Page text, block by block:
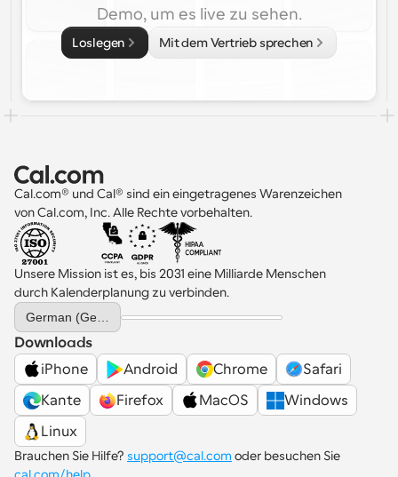
Demo, um es live zu sehen.
Loslegen Mit dem Vertrieb sprechen
Cal.com® und Cal® sind ein eingetragenes Warenzeichen
von Cal.com, Inc. Alle Rechte vorbehalten.
Unsere Mission ist es, bis 2031 eine Milliarde Menschen
durch Kalenderplanung zu verbinden.
Select Language
Downloads
iPhone
Android Chrome
Safari
Kante
Firefox MacOS
Windows
Linux
Brauchen Sie Hilfe? support@cal.com